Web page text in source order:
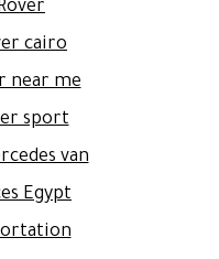
cairo
near me
sport
van
Egypt